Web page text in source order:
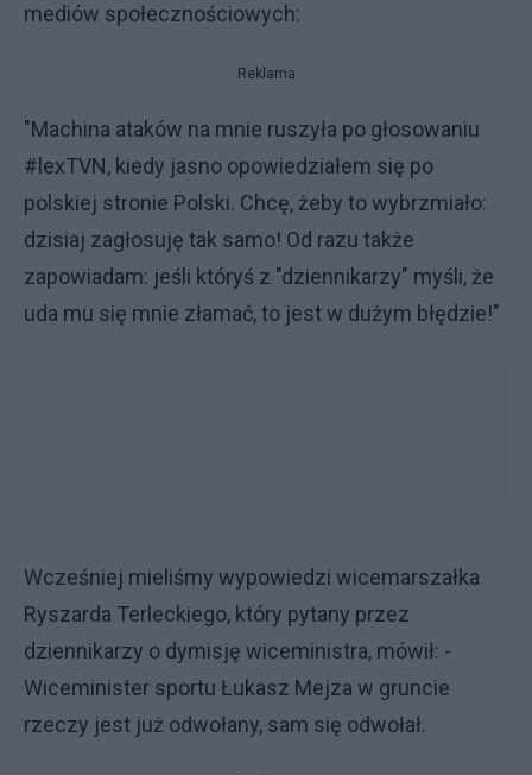
mediów społecznościowych:
Reklama
"Machina ataków na mnie ruszyła po głosowaniu
#lexTVN, kiedy jasno opowiedziałem się po
polskiej stronie Polski. Chcę, żeby to wybrzmiało:
dzisiaj zagłosuję tak samo! Od razu także
zapowiadam: jeśli któryś z "dziennikarzy" myśli, że
uda mu się mnie złamać, to jest w dużym błędzie!"
Wcześniej mieliśmy wypowiedzi wicemarszałka
Ryszarda Terleckiego, który pytany przez
dziennikarzy o dymisję wiceministra, mówił: -
Wiceminister sportu Łukasz Mejza w gruncie
rzeczy jest już odwołany, sam się odwołał.